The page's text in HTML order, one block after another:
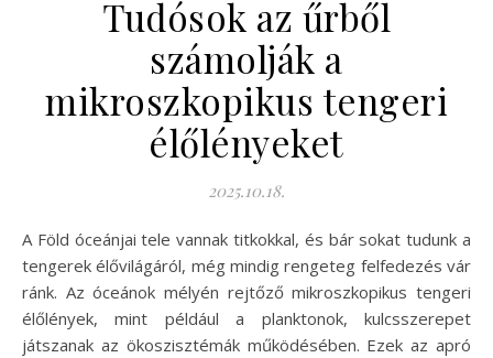
Tudósok az űrből
számolják a
mikroszkopikus tengeri
élőlényeket
2025.10.18.
A Föld óceánjai tele vannak titkokkal, és bár sokat tudunk a
tengerek élővilágáról, még mindig rengeteg felfedezés vár
ránk. Az óceánok mélyén rejtőző mikroszkopikus tengeri
élőlények, mint például a planktonok, kulcsszerepet
játszanak az ökoszisztémák működésében. Ezek az apró